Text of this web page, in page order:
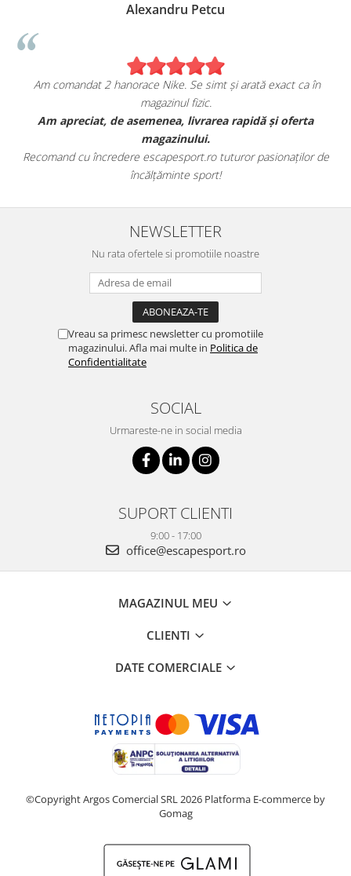
Alexandru Petcu
Am comandat 2 hanorace Nike. Se simt și arată exact ca în
magazinul fizic.
Am apreciat, de asemenea, livrarea rapidă și oferta
magazinului.
Recomand cu încredere escapesport.ro tuturor pasionaților de
încălțăminte sport!
NEWSLETTER
Nu rata ofertele si promotiile noastre
Vreau sa primesc newsletter cu promotiile
magazinului. Afla mai multe in Politica de
Confidentialitate
SOCIAL
Urmareste-ne in social media
SUPORT CLIENTI
9:00 - 17:00
office@escapesport.ro
MAGAZINUL MEU
CLIENTI
DATE COMERCIALE
©Copyright Argos Comercial SRL 2026 Platforma E-commerce by
Gomag